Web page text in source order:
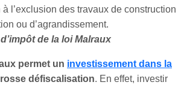
à l’exclusion des travaux de construction
ou d’agrandissement.
de la loi Malraux
permet un investissement dans la
défiscalisation. En effet, investir